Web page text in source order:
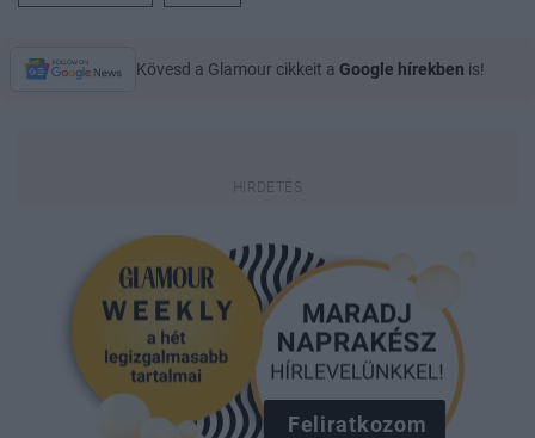
Kövesd a Glamour cikkeit a Google hírekben is!
Feliratkozom